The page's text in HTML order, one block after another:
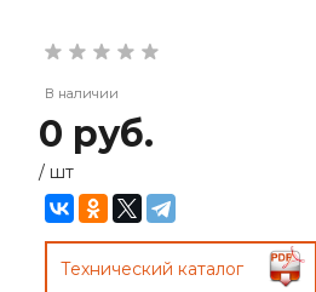
В наличии
0 руб.
/ шт
Технический каталог